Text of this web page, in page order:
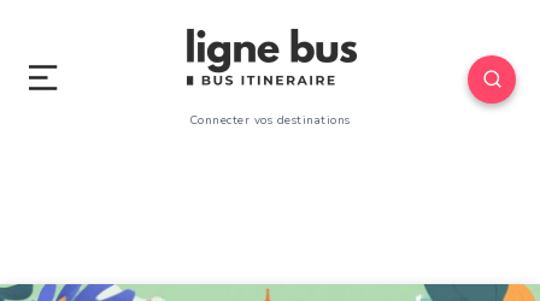
Connecter vos destinations